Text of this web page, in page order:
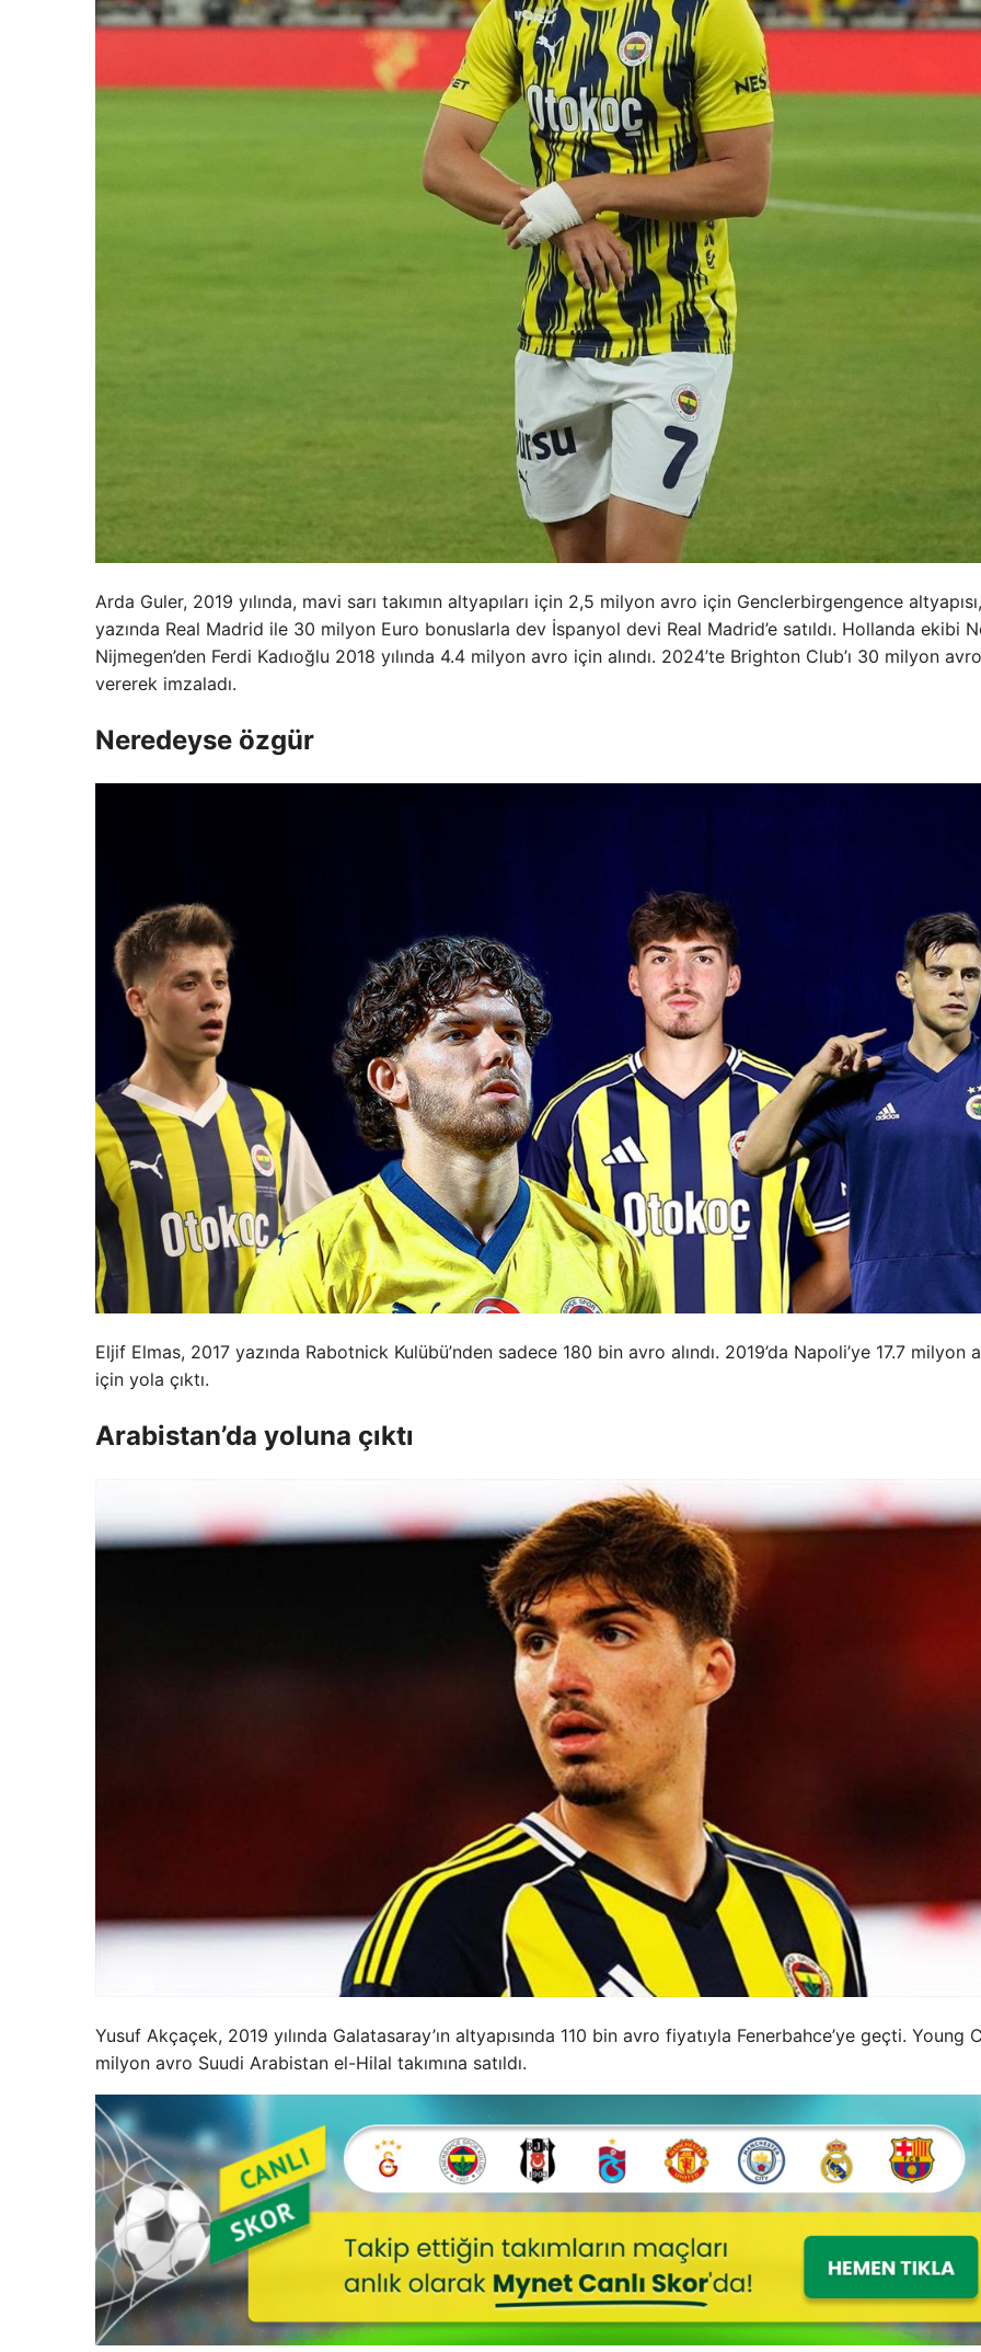
Arda Guler, 2019 yılında, mavi sarı takımın altyapıları için 2,5 milyon avro için Genclerbirgengence
yazında Real Madrid ile 30 milyon Euro bonuslarla dev İspanyol devi Real Madrid’e satıldı. Hollanda ekibi
Nijmegen’den Ferdi Kadıoğlu 2018 yılında 4.4 milyon avro için alındı. 2024’te Brighton Club’ı 30 milyon avro
vererek imzaladı.
Neredeyse özgür
Eljif Elmas, 2017 yazında Rabotnick Kulübü’nden sadece 180 bin avro alındı. 2019’da Napoli’ye 17.7 milyon
için yola çıktı.
Arabistan’da yoluna çıktı
Yusuf Akçaçek, 2019 yılında Galatasaray’ın altyapısında 110 bin avro fiyatıyla Fenerbahce’ye geçti. Young
milyon avro Suudi Arabistan el-Hilal takımına satıldı.